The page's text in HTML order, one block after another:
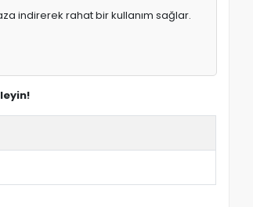
indirerek rahat bir kullanım sağlar.